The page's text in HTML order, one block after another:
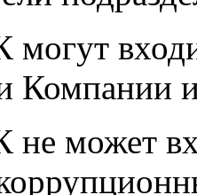
Компании
может